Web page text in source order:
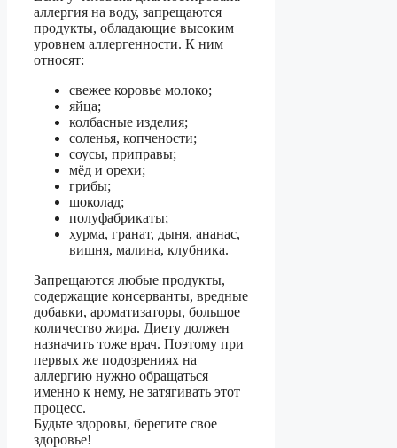
аллергия на воду, запрещаются
продукты, обладающие высоким
уровнем аллергенности. К ним
относят:
свежее коровье молоко;
яйца;
колбасные изделия;
соленья, копчености;
соусы, приправы;
мёд и орехи;
грибы;
шоколад;
полуфабрикаты;
хурма, гранат, дыня, ананас,
вишня, малина, клубника.
Запрещаются любые продукты,
содержащие консерванты, вредные
добавки, ароматизаторы, большое
количество жира. Диету должен
назначить тоже врач. Поэтому при
первых же подозрениях на
аллергию нужно обращаться
именно к нему, не затягивать этот
процесс.
Будьте здоровы, берегите свое
здоровье!